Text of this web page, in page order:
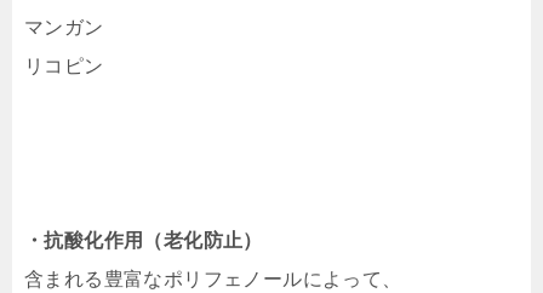
マンガン
リコピン
・抗酸化作用（老化防止）
含まれる豊富なポリフェノールによって、